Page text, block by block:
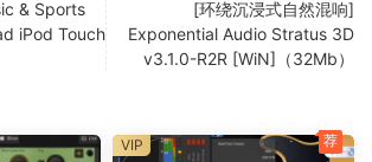
tracks with VocalTune, the essential tool
vocal tuning. Crafted for both
and aspiring artists, VocalTune offers
with powerful features that ensure
& Sports
iPod Touch
[环绕沉浸式自然混响]
Exponential Audio Stratus 3D
v3.1.0-R2R [WiN]（32Mb）
VIP 荐